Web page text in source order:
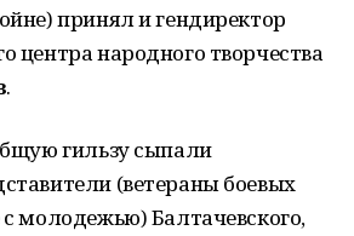
принял и гендиректор
центра народного творчества
.
гильзу сыпали
(ветераны боевых
молодежью) Балтачевского,